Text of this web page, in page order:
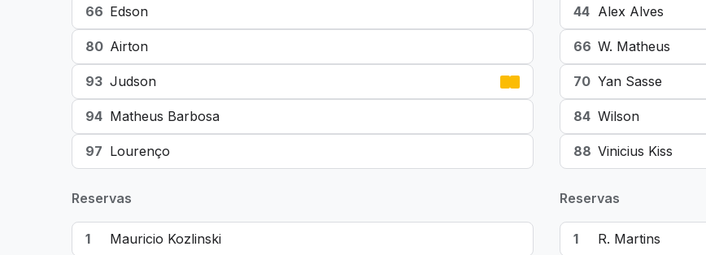
66 Edson
80 Airton
93 Judson
94 Matheus Barbosa
97 Lourenço
Reservas
1 Mauricio Kozlinski
44 Alex Alves
66 W. Matheus
70 Yan Sasse
84 Wilson
88 Vinicius Kiss
Reservas
1 R. Martins